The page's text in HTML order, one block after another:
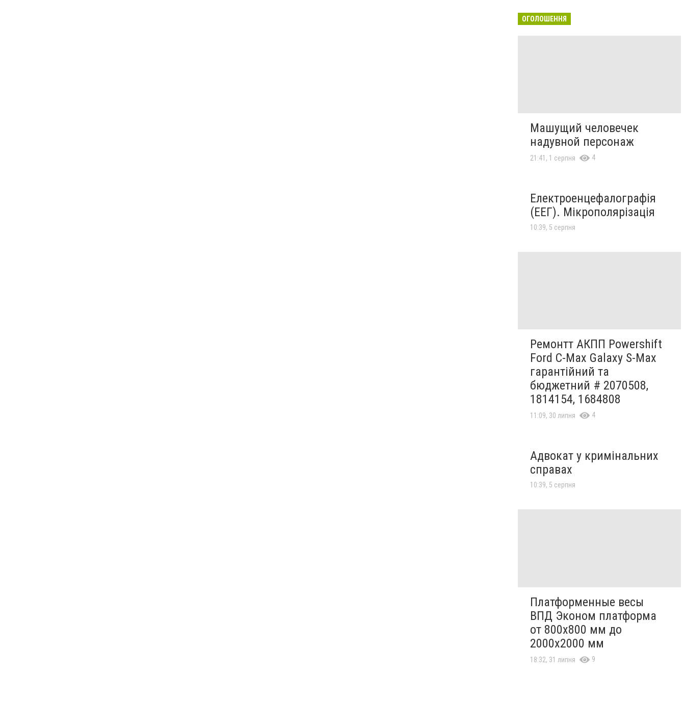
ОГОЛОШЕННЯ
Машущий человечек
надувной персонаж
21:41, 1 серпня 4
Електроенцефалографія
(ЕЕГ). Мікрополярізація
10:39, 5 серпня
Ремонтт АКПП Powershift
Ford C-Max Galaxy S-Max
гарантійний та
бюджетний # 2070508,
1814154, 1684808
11:09, 30 липня 4
Адвокат у кримінальних
справах
10:39, 5 серпня
Платформенные весы
ВПД Эконом платформа
от 800х800 мм до
2000х2000 мм
18:32, 31 липня 9